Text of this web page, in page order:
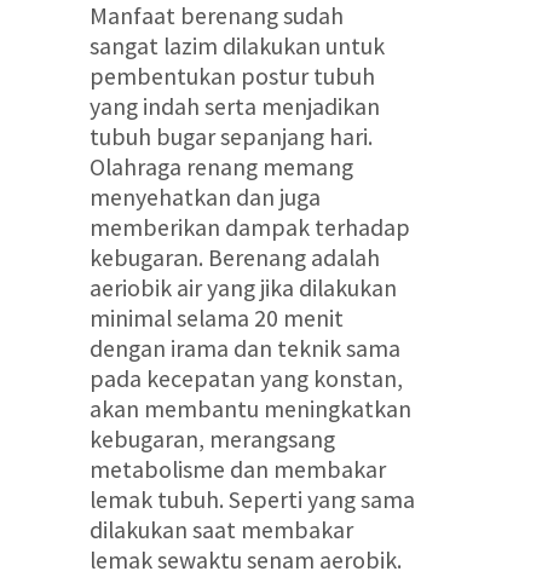
Manfaat berenang sudah
sangat lazim dilakukan untuk
pembentukan postur tubuh
yang indah serta menjadikan
tubuh bugar sepanjang hari.
Olahraga renang memang
menyehatkan dan juga
memberikan dampak terhadap
kebugaran. Berenang adalah
aeriobik air yang jika dilakukan
minimal selama 20 menit
dengan irama dan teknik sama
pada kecepatan yang konstan,
akan membantu meningkatkan
kebugaran, merangsang
metabolisme dan membakar
lemak tubuh. Seperti yang sama
dilakukan saat membakar
lemak sewaktu senam aerobik.